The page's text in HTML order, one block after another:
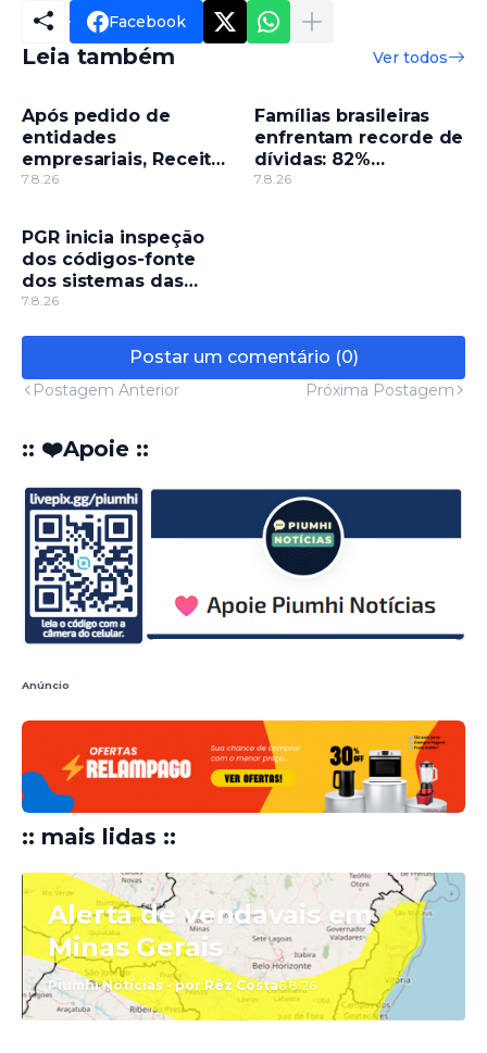
Facebook
Leia também Ver todos
Após pedido de
entidades
empresariais, Receita
flexibiliza regras da
7.8.26
Famílias brasileiras
enfrentam recorde de
dívidas: 82%
endividadas
7.8.26
PGR inicia inspeção
dos códigos-fonte
dos sistemas das
Eleições 2026
7.8.26
Postar um comentário (0)
Postagem Anterior Próxima Postagem
:: ❤️Apoie ::
Anúncio
:: mais lidas ::
Alerta de vendavais em
Minas Gerais
Piumhi Notícias - por Rêz Costa6.8.26